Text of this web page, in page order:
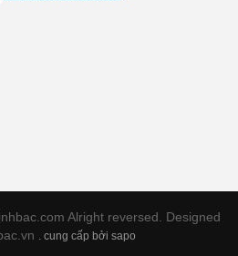
Alright reversed. Designed
. cung cấp bởi sapo